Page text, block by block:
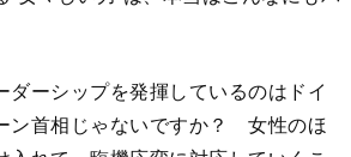
う既成概念にとらわれず、自分の
女々しき力』プロジェクトは何ら